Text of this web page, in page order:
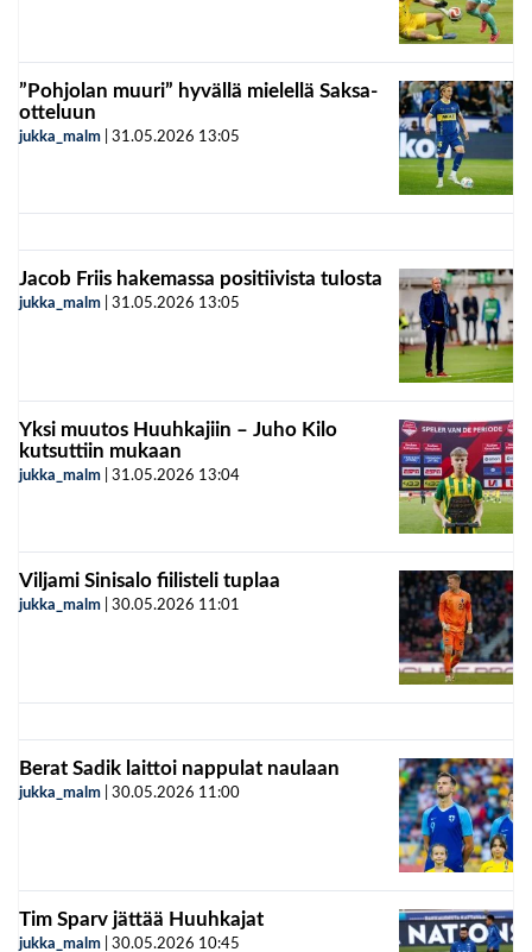
”Pohjolan muuri” hyvällä mielellä Saksa-
otteluun
jukka_malm 31.05.2026 13:05
Jacob Friis hakemassa positiivista tulosta
jukka_malm 31.05.2026 13:05
Yksi muutos Huuhkajiin – Juho Kilo
kutsuttiin mukaan
jukka_malm 31.05.2026 13:04
Viljami Sinisalo fiilisteli tuplaa
jukka_malm 30.05.2026 11:01
Berat Sadik laittoi nappulat naulaan
jukka_malm 30.05.2026 11:00
Tim Sparv jättää Huuhkajat
jukka_malm 30.05.2026 10:45